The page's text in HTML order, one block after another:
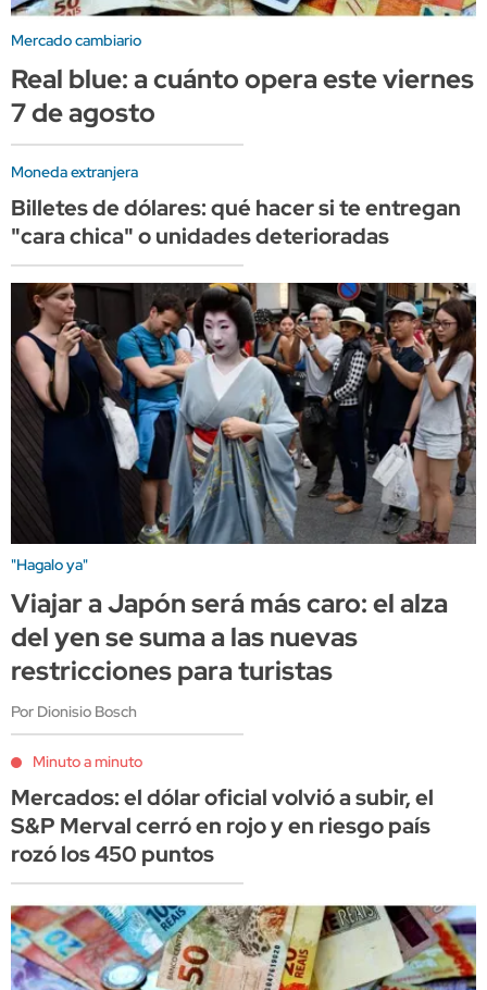
Mercado cambiario
Real blue: a cuánto opera este viernes
7 de agosto
Moneda extranjera
Billetes de dólares: qué hacer si te entregan
"cara chica" o unidades deterioradas
"Hagalo ya"
Viajar a Japón será más caro: el alza
del yen se suma a las nuevas
restricciones para turistas
Por Dionisio Bosch
Minuto a minuto
Mercados: el dólar oficial volvió a subir, el
S&P Merval cerró en rojo y en riesgo país
rozó los 450 puntos